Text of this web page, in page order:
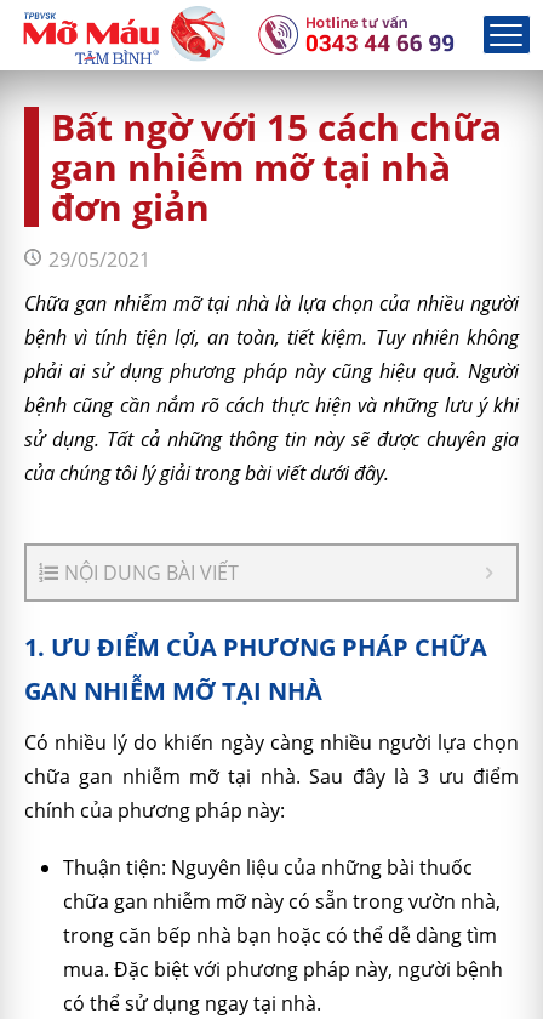
Bất ngờ với 15 cách chữa
gan nhiễm mỡ tại nhà
đơn giản
29/05/2021
Chữa gan nhiễm mỡ tại nhà là lựa chọn của nhiều người
bệnh vì tính tiện lợi, an toàn, tiết kiệm. Tuy nhiên không
phải ai sử dụng phương pháp này cũng hiệu quả. Người
bệnh cũng cần nắm rõ cách thực hiện và những lưu ý khi
sử dụng. Tất cả những thông tin này sẽ được chuyên gia
của chúng tôi lý giải trong bài viết dưới đây.
NỘI DUNG BÀI VIẾT
1. ƯU ĐIỂM CỦA PHƯƠNG PHÁP CHỮA
GAN NHIỄM MỠ TẠI NHÀ
Có nhiều lý do khiến ngày càng nhiều người lựa chọn
chữa gan nhiễm mỡ tại nhà. Sau đây là 3 ưu điểm
chính của phương pháp này:
Thuận tiện: Nguyên liệu của những bài thuốc
chữa gan nhiễm mỡ này có sẵn trong vườn nhà,
trong căn bếp nhà bạn hoặc có thể dễ dàng tìm
mua. Đặc biệt với phương pháp này, người bệnh
có thể sử dụng ngay tại nhà.